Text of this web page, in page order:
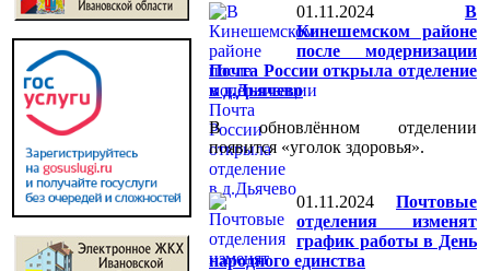
01.11.2024
В
Кинешемском районе
после модернизации
Почта России открыла отделение
в д.Дьячево
В обновлённом отделении
появится «уголок здоровья».
01.11.2024
Почтовые
отделения изменят
график работы в День
народного единства